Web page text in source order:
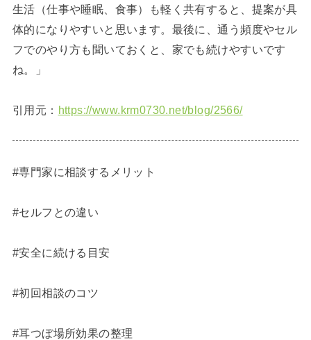
生活（仕事や睡眠、食事）も軽く共有すると、提案が具
体的になりやすいと思います。最後に、通う頻度やセル
フでのやり方も聞いておくと、家でも続けやすいです
ね。」
引用元： https://www.krm0730.net/blog/2566/
#専門家に相談するメリット
#セルフとの違い
#安全に続ける目安
#初回相談のコツ
#耳つぼ場所効果の整理